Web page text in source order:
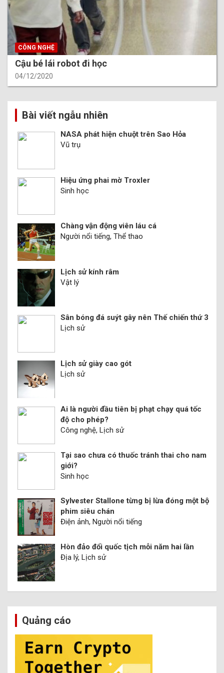
CÔNG NGHỆ
Cậu bé lái robot đi học
04/12/2020
Bài viết ngẫu nhiên
NASA phát hiện chuột trên Sao Hỏa
Vũ trụ
Hiệu ứng phai mờ Troxler
Sinh học
Chàng vận động viên láu cá
Người nổi tiếng, Thể thao
Lịch sử kính râm
Vật lý
Sân bóng đá suýt gây nên Thế chiến thứ 3
Lịch sử
Lịch sử giày cao gót
Lịch sử
Ai là người đầu tiên bị phạt chạy quá tốc
độ cho phép?
Công nghệ, Lịch sử
Tại sao chưa có thuốc tránh thai cho nam
giới?
Sinh học
Sylvester Stallone từng bị lừa đóng một bộ
phim siêu chán
Điện ảnh, Người nổi tiếng
Hòn đảo đổi quốc tịch mỗi năm hai lần
Địa lý, Lịch sử
Quảng cáo